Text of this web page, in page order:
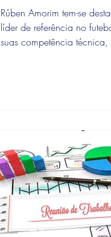
Compromisso
Rúben Amorim tem-se
líder de referência no
suas competência técnica,